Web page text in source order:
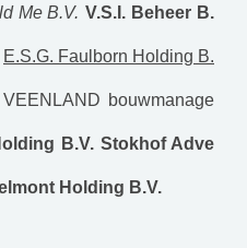
Me B.V. V.S.I. Beheer B.
E.S.G. Faulborn Holding B.
VEENLAND bouwmanage
B.V. Stokhof Adve
Holding B.V.